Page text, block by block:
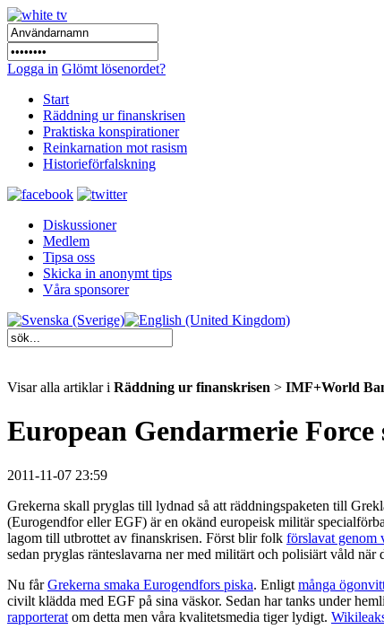
Logga in Glömt lösenordet?
Start
Räddning ur finanskrisen
Praktiska konspirationer
Reinkarnation mot rasism
Historieförfalskning
Diskussioner
Medlem
Tipsa oss
Skicka in anonymt tips
Våra sponsorer
Visar alla artiklar i Räddning ur finanskrisen > IMF+World
European Gendarmerie
2011-11-07 23:59
Grekerna skall pryglas till lydnad så att räddningspaketen till
(Eurogendfor eller EGF) är en okänd europeisk militär
lagom till utbrottet av finanskrisen. Först blir folk förslavat genom
sedan pryglas ränteslavarna ner med militärt och polisiärt våld
Nu fårGrekerna smaka Eurogendfors piska. Enligt många
civilt klädda med EGF på sina väskor. Sedan har tanks under
rapporterat om detta men våra kvalitetsmedia tiger lydigt.